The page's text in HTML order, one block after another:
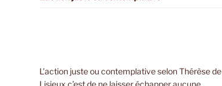
L’action juste ou contemplative selon Thérèse de
Lisieux c’est de ne laisser échapper aucune